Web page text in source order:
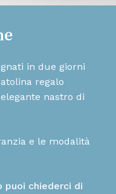
in due giorni
regalo
nastro di
e le modalità
puoi chiederci di